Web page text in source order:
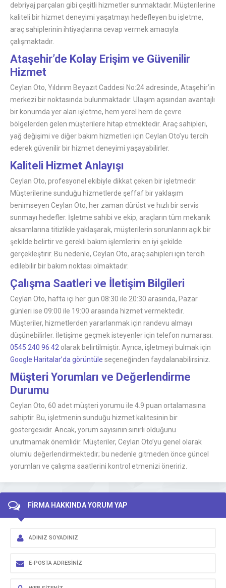
debriyaj parçaları gibi çeşitli hizmetler sunmaktadır. Müşterilerine
kaliteli bir hizmet deneyimi yaşatmayı hedefleyen bu işletme,
araç sahiplerinin ihtiyaçlarına cevap vermek amacıyla
çalışmaktadır.
Ataşehir’de Kolay Erişim ve Güvenilir
Hizmet
Ceylan Oto, Yıldırım Beyazıt Caddesi No:24 adresinde, Ataşehir’in
merkezi bir noktasında bulunmaktadır. Ulaşım açısından avantajlı
bir konumda yer alan işletme, hem yerel hem de çevre
bölgelerden gelen müşterilere hitap etmektedir. Araç sahipleri,
yağ değişimi ve diğer bakım hizmetleri için Ceylan Oto’yu tercih
ederek güvenilir bir hizmet deneyimi yaşayabilirler.
Kaliteli Hizmet Anlayışı
Ceylan Oto, profesyonel ekibiyle dikkat çeken bir işletmedir.
Müşterilerine sunduğu hizmetlerde şeffaf bir yaklaşım
benimseyen Ceylan Oto, her zaman dürüst ve hızlı bir servis
sunmayı hedefler. İşletme sahibi ve ekip, araçların tüm mekanik
aksamlarına titizlikle yaklaşarak, müşterilerin sorunlarını açık bir
şekilde belirtir ve gerekli bakım işlemlerini en iyi şekilde
gerçekleştirir. Bu nedenle, Ceylan Oto, araç sahipleri için tercih
edilebilir bir bakım noktası olmaktadır.
Çalışma Saatleri ve İletişim Bilgileri
Ceylan Oto, hafta içi her gün 08:30 ile 20:30 arasında, Pazar
günleri ise 09:00 ile 19:00 arasında hizmet vermektedir.
Müşteriler, hizmetlerden yararlanmak için randevu almayı
düşünebilirler. İletişime geçmek isteyenler için telefon numarası:
0545 240 96 42 olarak belirtilmiştir. Ayrıca, işletmeyi bulmak için
Google Haritalar’da görüntüle seçeneğinden faydalanabilirsiniz.
Müşteri Yorumları ve Değerlendirme
Durumu
Ceylan Oto, 60 adet müşteri yorumu ile 4.9 puan ortalamasına
sahiptir. Bu, işletmenin sunduğu hizmet kalitesinin bir
göstergesidir. Ancak, yorum sayısının sınırlı olduğunu
unutmamak önemlidir. Müşteriler, Ceylan Oto’yu genel olarak
olumlu değerlendirmektedir; bu nedenle gitmeden önce güncel
yorumları ve çalışma saatlerini kontrol etmenizi öneririz.
FİRMA HAKKINDA YORUM YAP